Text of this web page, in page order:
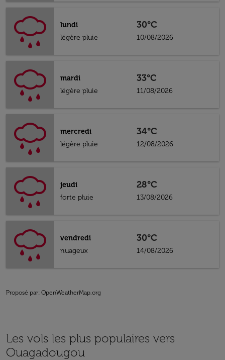
lundi
légère pluie
30°C
10/08/2026
mardi
légère pluie
33°C
11/08/2026
mercredi
légère pluie
34°C
12/08/2026
jeudi
forte pluie
28°C
13/08/2026
vendredi
nuageux
30°C
14/08/2026
Proposé par: OpenWeatherMap.org
Les vols les plus populaires vers
Ouagadougou